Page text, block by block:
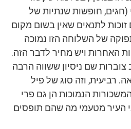
חופשות שנתיות של
זוכות לתנאים שאין בשום מקום
של השלוחה הזו נמוכה
האחרות ויש מחיר לדבר הזה.
שם ניסיון ששווה הרבה
רביעית, וזה סוג של פיל
הנמוכות הן גם פרי
העיר מטעמי מה שהם תופסים